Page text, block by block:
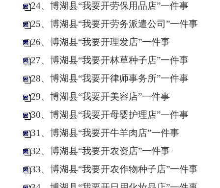
24、博湖县“我要开劳保用品店”一件事
25、博湖县“我要开劳务派遣公司”一件事
26、博湖县“我要开理发店”一件事
27、博湖县“我要开林草种子店”一件事
28、博湖县“我要开律师事务所”一件事
29、博湖县“我要开美容店”一件事
30、博湖县“我要开母婴护理店”一件事
31、博湖县“我要开牛羊肉店”一件事
32、博湖县“我要开农资店”一件事
33、博湖县“我要开农作物种子店”一件事